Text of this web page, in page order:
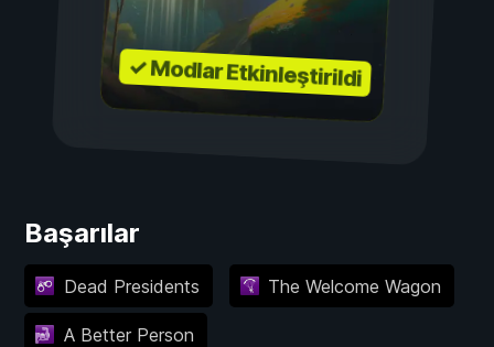
✓ Modlar Etkinleştirildi
Başarılar
Dead Presidents The Welcome Wagon
A Better Person